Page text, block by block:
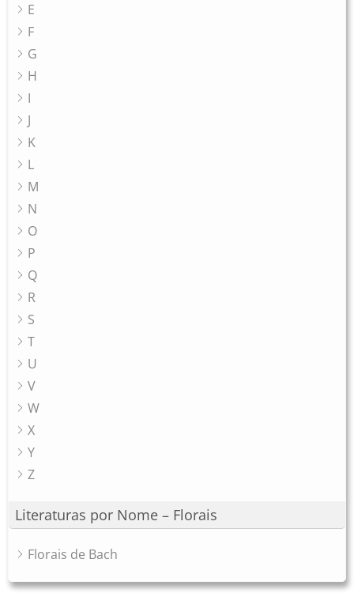
E
F
G
H
I
J
K
L
M
N
O
P
Q
R
S
T
U
V
W
X
Y
Z
Literaturas por Nome – Florais
Florais de Bach